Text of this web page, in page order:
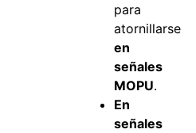
para
atornillarse
en
señales
MOPU.
En
señales